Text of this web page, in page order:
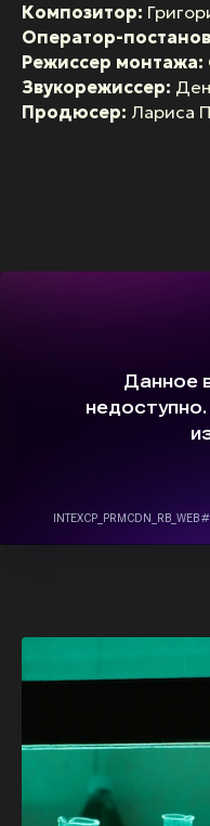
Композитор:
Оператор-
Режиссер монтажа:
Звукорежиссер:
Продюсер: Лариса